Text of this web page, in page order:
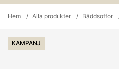
Hem Alla produkter Bäddsoffor
KAMPANJ
Produktbilder